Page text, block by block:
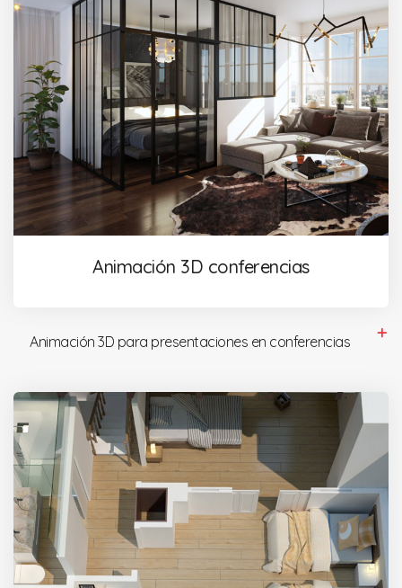
Animación 3D conferencias
Animación 3D para presentaciones en conferencias